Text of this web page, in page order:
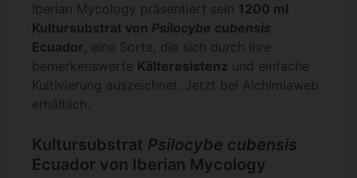
Iberian Mycology präsentiert sein 1200 ml
Kultursubstrat von Psilocybe cubensis
Ecuador, eine Sorte, die sich durch ihre
bemerkenswerte Kälteresistenz und einfache
Kultivierung auszeichnet. Jetzt bei Alchimiaweb
erhältlich.
Kultursubstrat Psilocybe cubensis
Ecuador von Iberian Mycology